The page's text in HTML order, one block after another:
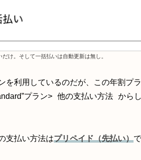
け。そして一括払いは自動更新は無し。
を利用しているのだが、この年割プ
プラン> 他の支払い方法 から
支払い方法はプリペイド（先払い）で